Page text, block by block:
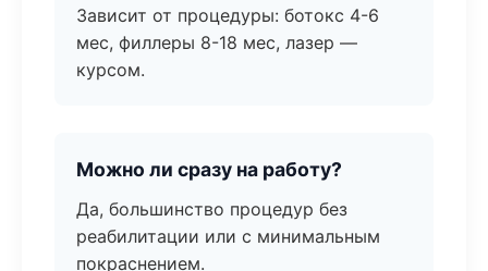
Зависит от процедуры: ботокс 4-6
мес, филлеры 8-18 мес, лазер —
курсом.
Можно ли сразу на работу?
Да, большинство процедур без
реабилитации или с минимальным
покраснением.